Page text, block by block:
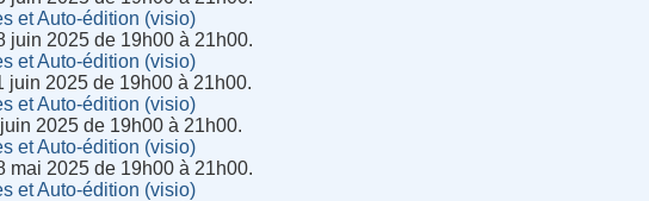
et Auto-édition (visio)
juin 2025 de 19h00 à 21h00.
et Auto-édition (visio)
juin 2025 de 19h00 à 21h00.
et Auto-édition (visio)
2025 de 19h00 à 21h00.
et Auto-édition (visio)
mai 2025 de 19h00 à 21h00.
et Auto-édition (visio)